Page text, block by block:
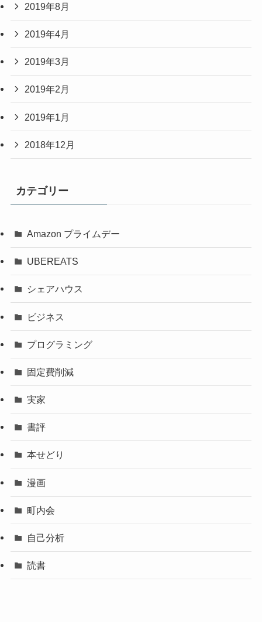
2019年8月
2019年4月
2019年3月
2019年2月
2019年1月
2018年12月
カテゴリー
Amazon プライムデー
UBEREATS
シェアハウス
ビジネス
プログラミング
固定費削減
実家
書評
本せどり
漫画
町内会
自己分析
読書